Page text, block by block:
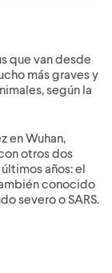
que van desde
más graves y
según la
en Wuhan,
otros dos
años: el
conocido
severo o SARS.